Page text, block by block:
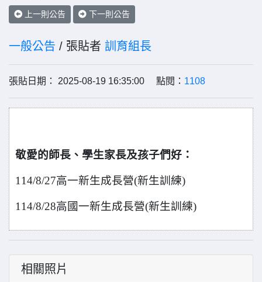
上一則公告 下一則公告
一般公告 / 張貼者 訓育組長
張貼日期： 2025-08-19 16:35:00 點閱： 1108
敬愛的師長、學生家長及孩子們好 ：
114/8/27高一新生成長營(新生訓練)
114/8/28高國一新生成長營(新生訓練)
相關照片